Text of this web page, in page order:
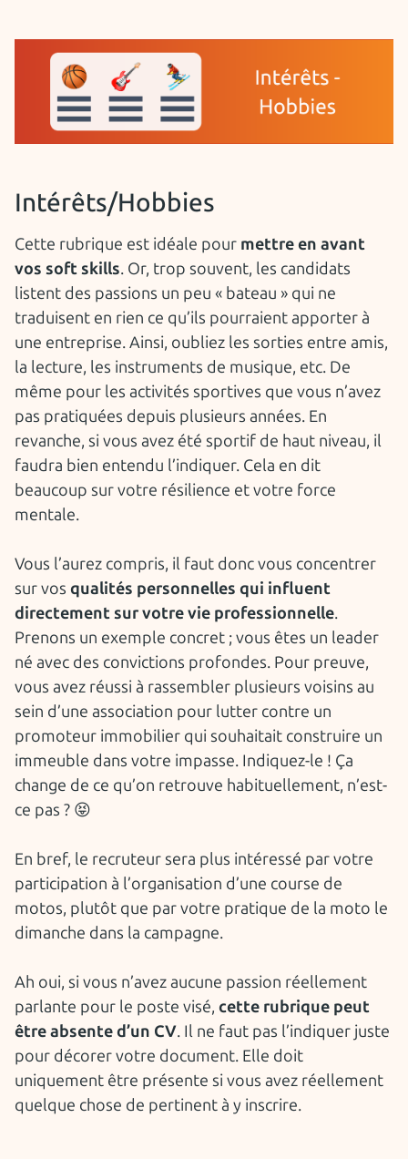
Intérêts/Hobbies
Cette rubrique est idéale pour mettre en avant
vos soft skills. Or, trop souvent, les candidats
listent des passions un peu « bateau » qui ne
traduisent en rien ce qu’ils pourraient apporter à
une entreprise. Ainsi, oubliez les sorties entre amis,
la lecture, les instruments de musique, etc. De
même pour les activités sportives que vous n’avez
pas pratiquées depuis plusieurs années. En
revanche, si vous avez été sportif de haut niveau, il
faudra bien entendu l’indiquer. Cela en dit
beaucoup sur votre résilience et votre force
mentale.
Vous l’aurez compris, il faut donc vous concentrer
sur vos qualités personnelles qui influent
directement sur votre vie professionnelle.
Prenons un exemple concret ; vous êtes un leader
né avec des convictions profondes. Pour preuve,
vous avez réussi à rassembler plusieurs voisins au
sein d’une association pour lutter contre un
promoteur immobilier qui souhaitait construire un
immeuble dans votre impasse. Indiquez-le ! Ça
change de ce qu’on retrouve habituellement, n’est-
ce pas ? 😝
En bref, le recruteur sera plus intéressé par votre
participation à l’organisation d’une course de
motos, plutôt que par votre pratique de la moto le
dimanche dans la campagne.
Ah oui, si vous n’avez aucune passion réellement
parlante pour le poste visé, cette rubrique peut
être absente d’un CV. Il ne faut pas l’indiquer juste
pour décorer votre document. Elle doit
uniquement être présente si vous avez réellement
quelque chose de pertinent à y inscrire.